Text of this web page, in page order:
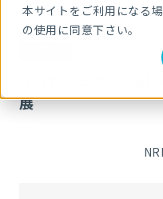
本サイトをご利用になる
の使用に同意下さい。
NRIセキュア、「
展